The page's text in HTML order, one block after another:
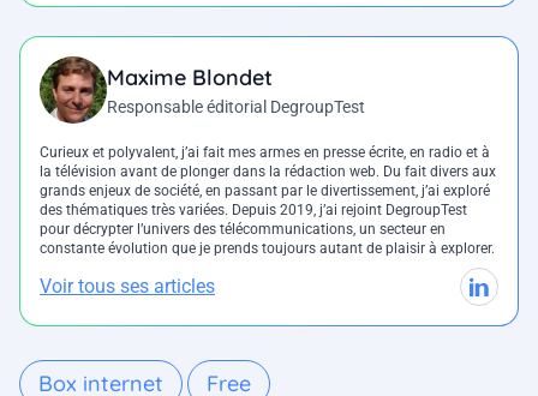
Maxime Blondet
Responsable éditorial DegroupTest
Curieux et polyvalent, j’ai fait mes armes en presse écrite, en radio et à
la télévision avant de plonger dans la rédaction web. Du fait divers aux
grands enjeux de société, en passant par le divertissement, j’ai exploré
des thématiques très variées. Depuis 2019, j’ai rejoint DegroupTest
pour décrypter l’univers des télécommunications, un secteur en
constante évolution que je prends toujours autant de plaisir à explorer.
Voir tous ses articles
Box internet Free